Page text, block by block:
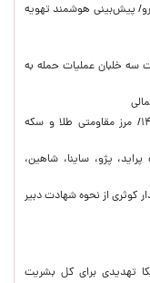
پیش‌بینی هوشمند تهویه
سه خلبان عملیات حمله به
قیمت جدید طلا و سکه امروز ۱۵ مردادماه ۱۴۰۵/ مرز مقاومتی طلا و سکه
پژو، ساینا، شاهین،
کوثری از نحوه شهادت دبیر
تهدیدی برای کل بشریت